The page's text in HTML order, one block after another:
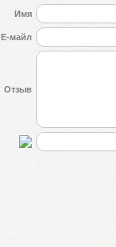
Имя
Е-майл
Отзыв